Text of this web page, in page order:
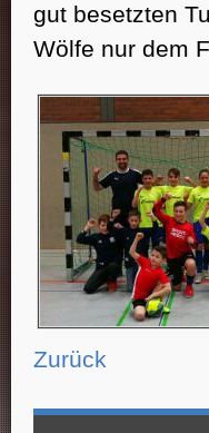
gut besetzten
Wölfe nur dem
Zurück